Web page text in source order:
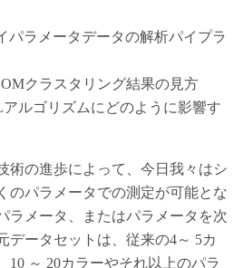
パラメータデータの解析パイプラ
クラスタリング結果の見方
ルゴリズムにどのように影響す
術の進歩によって、今日我々はシ
のパラメータでの測定が可能とな
ラメータ、またはパラメータを次
データセットは、従来の4～ 5カ
10 ～ 20カラーやそれ以上のパラ